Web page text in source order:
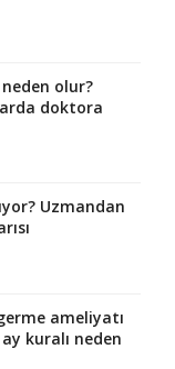
olur?
doktora
Uzmandan
ameliyatı
kuralı neden